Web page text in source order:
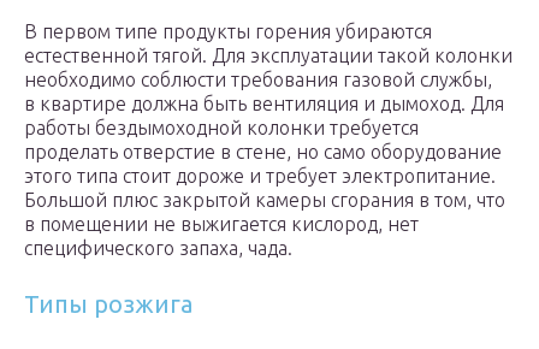
В первом типе продукты горения убираются
естественной тягой. Для эксплуатации такой колонки
необходимо соблюсти требования газовой службы,
в квартире должна быть вентиляция и дымоход. Для
работы бездымоходной колонки требуется
проделать отверстие в стене, но само оборудование
этого типа стоит дороже и требует электропитание.
Большой плюс закрытой камеры сгорания в том, что
в помещении не выжигается кислород, нет
специфического запаха, чада.
Типы розжига